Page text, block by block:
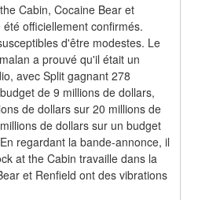
Cabin, Cocaine Bear et
officiellement confirmés.
d'être modestes. Le
a prouvé qu'il était un
avec Split gagnant 278
de 9 millions de dollars,
de dollars sur 20 millions de
de dollars sur un budget
regardant la bande-annonce, il
at the Cabin travaille dans la
et Renfield ont des vibrations